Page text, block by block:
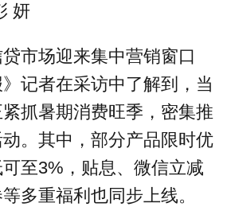
妍
场迎来集中营销窗口
记者在采访中了解到，当
抓暑期消费旺季，密集推
。其中，部分产品限时优
至3%，贴息、微信立减
多重福利也同步上线。